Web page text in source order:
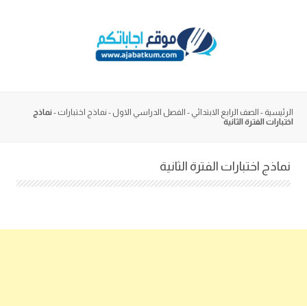
الرئيسية - الصف الرابع الابتدائي - الفصل الدراسي الاول - نماذج اختبارات - نماذج
اختبارات الفترة الثانية
نماذج اختبارات الفترة الثانية